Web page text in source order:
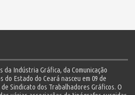
da Indústria Gráfica, da Comunicação
do Estado do Ceará nasceu em 09 de
Sindicato dos Trabalhadores Gráficos. O